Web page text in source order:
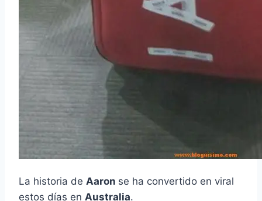
La historia de Aaron se ha convertido en viral
estos días en Australia.